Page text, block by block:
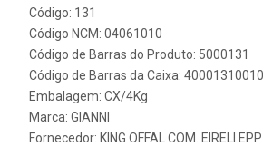
Código: 131
Código NCM: 04061010
Código de Barras do Produto: 5000131
Código de Barras da Caixa:
Embalagem: CX/4Kg
Marca: GIANNI
Fornecedor: KING OFFAL COM. EIRELI EPP